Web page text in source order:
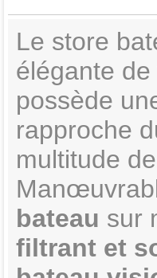
Le store
élégante
possède
rapproche
multitude
bateau sur
filtrant et